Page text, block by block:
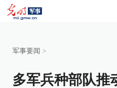
军事要闻 >
多军兵种部队推